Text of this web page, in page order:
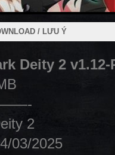
/ LƯU Ý
Deity 2 v1.12-
2
03/2025